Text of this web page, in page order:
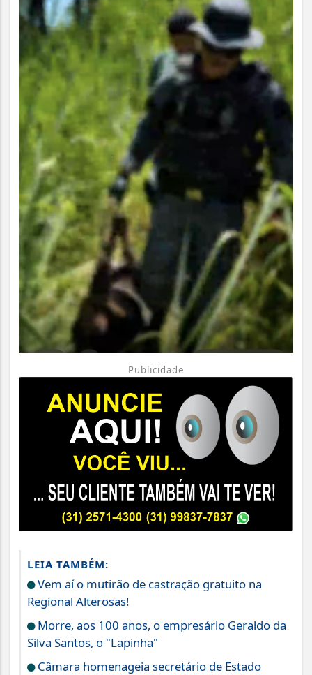
Publicidade
LEIA TAMBÉM:
Vem aí o mutirão de castração gratuito na
Regional Alterosas!
Morre, aos 100 anos, o empresário Geraldo da
Silva Santos, o "Lapinha"
Câmara homenageia secretário de Estado